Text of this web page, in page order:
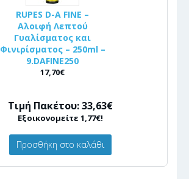
RUPES D-A FINE –
Αλοιφή Λεπτού
Γυαλίσματος και
Φινιρίσματος – 250ml –
9.DAFINE250
17,70€
Τιμή Πακέτου: 33,63€
Εξοικονομείτε 1,77€!
Προσθήκη στο καλάθι